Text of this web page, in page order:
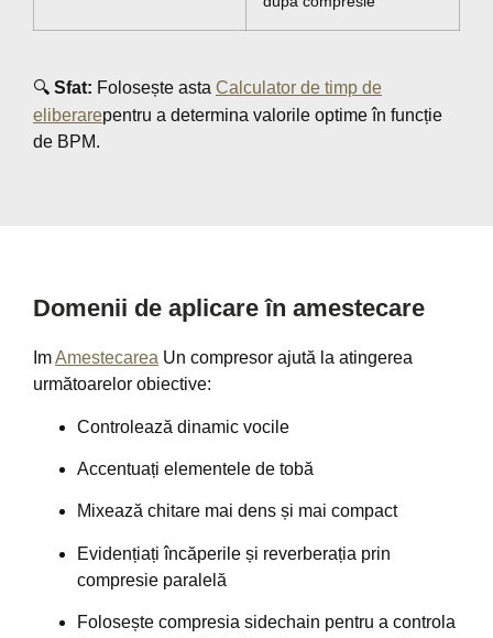
🔍 Sfat: Folosește asta Calculator de timp de
eliberarepentru a determina valorile optime în funcție
de BPM.
Domenii de aplicare în amestecare
ImAmestecarea Un compresor ajută la atingerea
următoarelor obiective:
Controlează dinamic vocile
Accentuați elementele de tobă
Mixează chitare mai dens și mai compact
Evidențiați încăperile și reverberația prin
compresie paralelă
Folosește compresia sidechain pentru a controla